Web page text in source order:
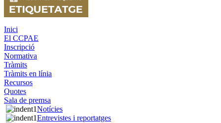
Inici
El CCPAE
Inscripció
Normativa
Tràmits
Tràmits en línia
Recursos
Quotes
Sala de premsa
Notícies
Entrevistes i reportatges